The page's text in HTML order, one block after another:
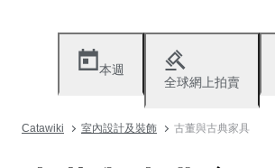
本週
全球網上拍賣
Catawiki 室內設計及裝飾 古董與古典家具